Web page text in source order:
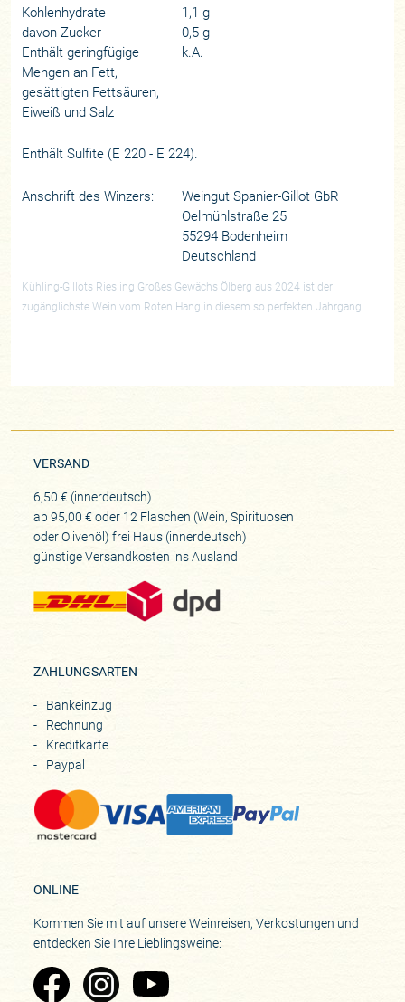
Kohlenhydrate
1,1 g
davon Zucker
0,5 g
Enthält geringfügige
Mengen an Fett,
gesättigten Fettsäuren,
Eiweiß und Salz
k.A.
Enthält Sulfite (E 220 - E 224).
Anschrift des Winzers:
Weingut Spanier-Gillot GbR
Oelmühlstraße 25
55294 Bodenheim
Deutschland
Kühling-Gillots Riesling Großes Gewächs Ölberg aus 2024 ist der
zugänglichste Wein vom Roten Hang in diesem so perfekten Jahrgang.
VERSAND
6,50 € (innerdeutsch)
ab 95,00 € oder 12 Flaschen (Wein, Spirituosen
oder Olivenöl) frei Haus (innerdeutsch)
günstige Versandkosten ins Ausland
ZAHLUNGSARTEN
Bankeinzug
Rechnung
Kreditkarte
Paypal
ONLINE
Kommen Sie mit auf unsere Weinreisen, Verkostungen und
entdecken Sie Ihre Lieblingsweine:
Zu Pinard's Facebook-Seite
Zu Pinard's Instagram-Seite
Zu Pinard's YouTube-Seite